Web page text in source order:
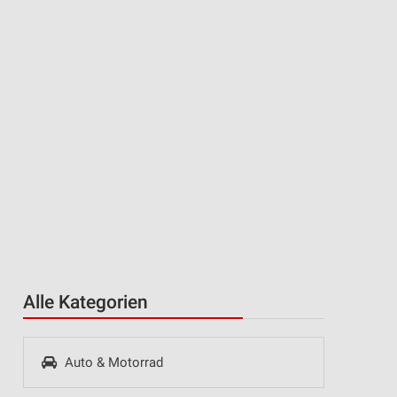
Alle Kategorien
Auto & Motorrad